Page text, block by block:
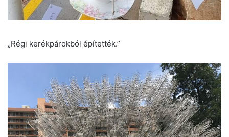
„Régi kerékpárokból építették.”